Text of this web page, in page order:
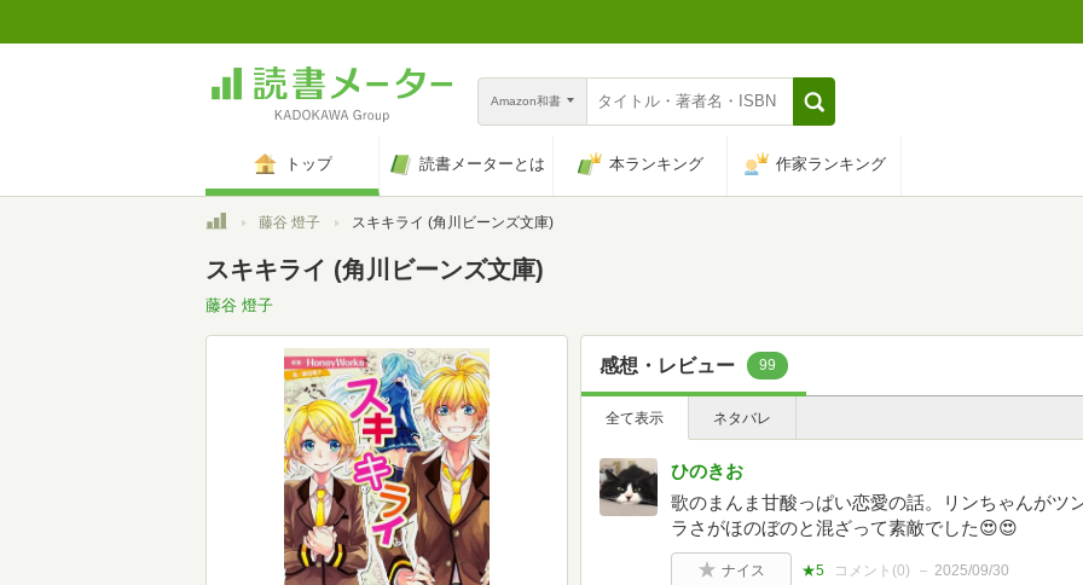
Amazon和書
トップ 読書メーターとは 本ランキング 作家ランキング
トップ藤谷 燈子 スキキライ (角川ビーンズ文庫)
スキキライ (角川ビーンズ文庫)
藤谷 燈子
感想・レビュー 99
全て表示 ネタバレ
ひのきお
歌のまんま甘酸っぱい恋愛の話。リンちゃんがツ
ラさがほのぼのと混ざって素敵でした😍😍
ナイス ★5 コメント(0) 2025/09/30